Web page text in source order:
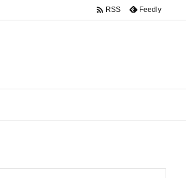
 RSS Feedly